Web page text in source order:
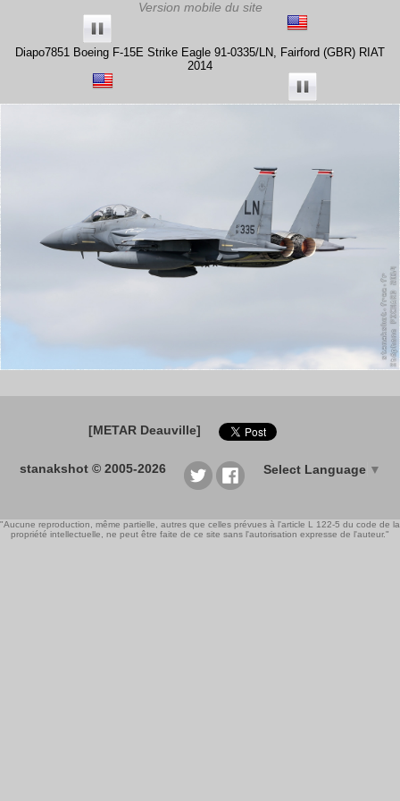
Diapo7851 Boeing F-15E Strike Eagle 91-0335/LN, Fairford (GBR) RIAT
2014
[METAR Deauville]
stanakshot © 2005-2026 Select Language ▼
"Aucune reproduction, même partielle, autres que celles prévues à l'article L 122-5 du code de la
propriété intellectuelle, ne peut être faite de ce site sans l'autorisation expresse de l'auteur."